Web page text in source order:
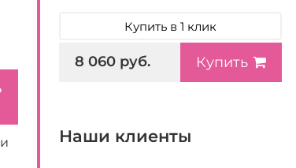
Купить в 1 клик
8 060 руб. Купить
Наши клиенты